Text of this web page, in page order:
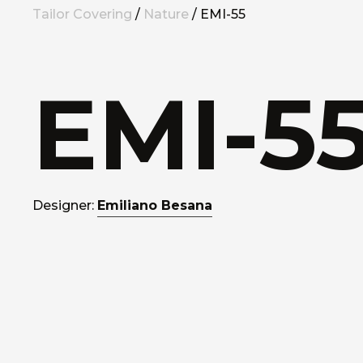
Tailor Covering / Nature / EMI-55
EMI-
Designer: Emiliano Besana